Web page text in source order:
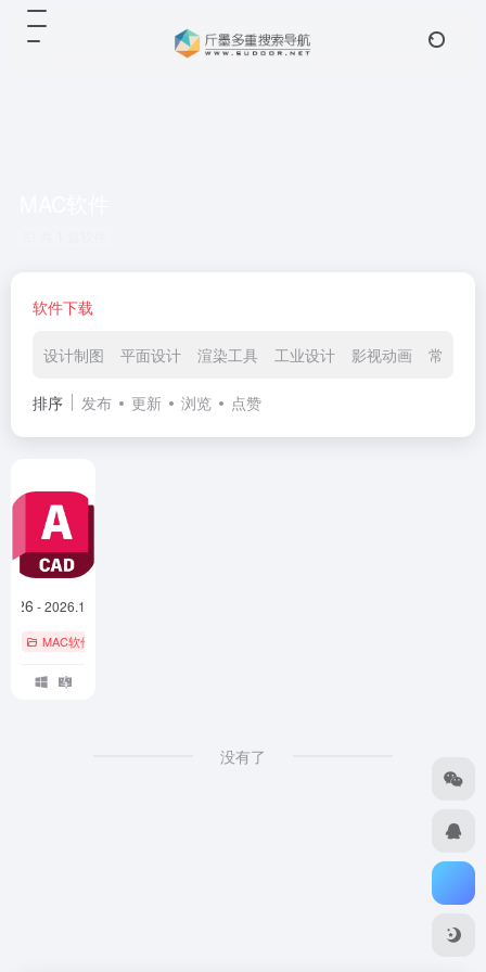
软件下载
设计制图 平面设计 渲染工具 工业设计 影视动画 常用软
排序 发布 更新 浏览 点赞
- 2026.1 Update Combo
MAC软件
没有了